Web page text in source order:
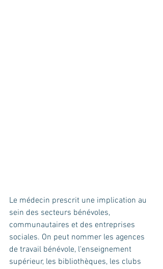
Le médecin prescrit une implication au
sein des secteurs bénévoles,
communautaires et des entreprises
sociales. On peut nommer les agences
de travail bénévole, l'enseignement
supérieur, les bibliothèques, les clubs